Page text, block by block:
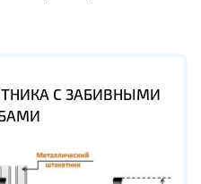
С ЗАБИВНЫМИ